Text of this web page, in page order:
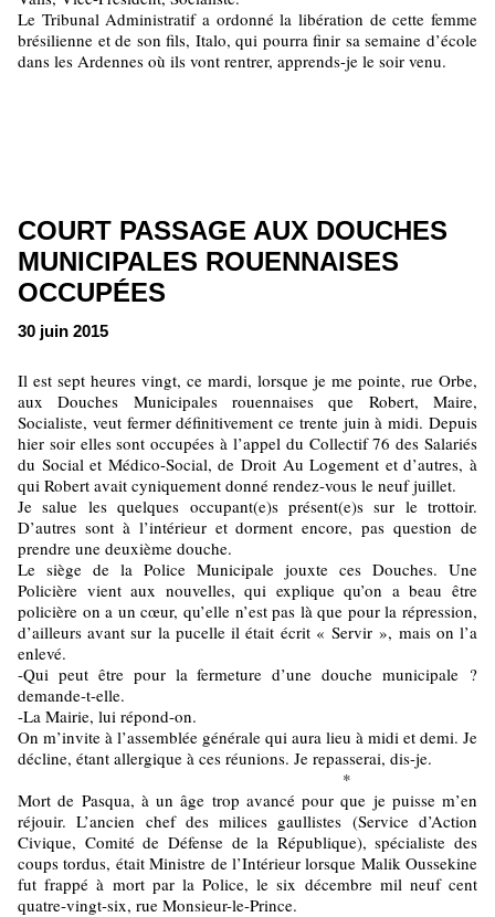
Le Tribunal Administratif a ordonné la libération de cette femme
brésilienne et de son fils, Italo, qui pourra finir sa semaine d’école
dans les Ardennes où ils vont rentrer, apprends-je le soir venu.
COURT PASSAGE AUX DOUCHES
MUNICIPALES ROUENNAISES
OCCUPÉES
30 juin 2015
Il est sept heures vingt, ce mardi, lorsque je me pointe, rue Orbe,
aux Douches Municipales rouennaises que Robert, Maire,
Socialiste, veut fermer définitivement ce trente juin à midi. Depuis
hier soir elles sont occupées à l’appel du Collectif 76 des Salariés
du Social et Médico-Social, de Droit Au Logement et d’autres, à
qui Robert avait cyniquement donné rendez-vous le neuf juillet.
Je salue les quelques occupant(e)s présent(e)s sur le trottoir.
D’autres sont à l’intérieur et dorment encore, pas question de
prendre une deuxième douche.
Le siège de la Police Municipale jouxte ces Douches. Une
Policière vient aux nouvelles, qui explique qu’on a beau être
policière on a un cœur, qu’elle n’est pas là que pour la répression,
d’ailleurs avant sur la pucelle il était écrit « Servir », mais on l’a
enlevé.
-Qui peut être pour la fermeture d’une douche municipale ?
demande-t-elle.
-La Mairie, lui répond-on.
On m’invite à l’assemblée générale qui aura lieu à midi et demi. Je
décline, étant allergique à ces réunions. Je repasserai, dis-je.
*
Mort de Pasqua, à un âge trop avancé pour que je puisse m’en
réjouir. L’ancien chef des milices gaullistes (Service d’Action
Civique, Comité de Défense de la République), spécialiste des
coups tordus, était Ministre de l’Intérieur lorsque Malik Oussekine
fut frappé à mort par la Police, le six décembre mil neuf cent
quatre-vingt-six, rue Monsieur-le-Prince.